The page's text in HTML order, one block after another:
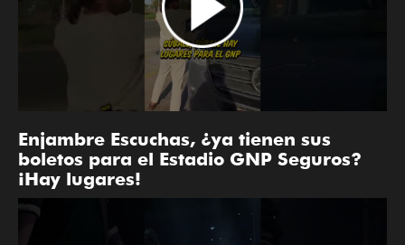
Enjambre Escuchas, ¿ya tienen sus
boletos para el Estadio GNP Seguros?
¡Hay lugares!